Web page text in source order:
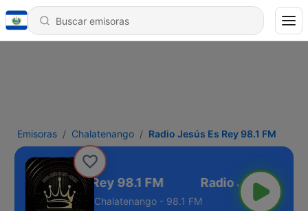
Emisoras Chalatenango Radio Jesús Es Rey 98.1 FM
Jesús Es Rey 98.1 FM
Chalatenango - 98.1 FM